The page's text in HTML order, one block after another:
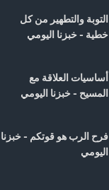
التوبة والتطهير من كل
خطية - خبزنا اليومي
أساسيات العلاقة مع
المسيح - خبزنا اليومي
فرح الرب هو قوتكم - خبزنا
اليومي